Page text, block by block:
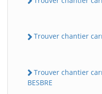
Trouver chantier
Trouver chantier
BESBRE